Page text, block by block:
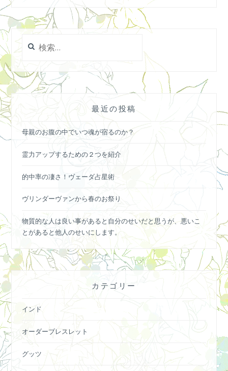
検
索:
最近の投稿
母親のお腹の中でいつ魂が宿るのか？
霊力アップするための２つを紹介
的中率の凄さ！ヴェーダ占星術
ヴリンダーヴァンから春のお祭り
物質的な人は良い事があると自分のせいだと思うが、悪いこ
とがあると他人のせいにします。
カテゴリー
インド
オーダーブレスレット
グッツ